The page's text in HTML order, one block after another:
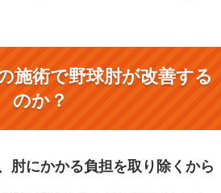
施術で野球肘が改善する
のか？
肘にかかる負担を取り除くから